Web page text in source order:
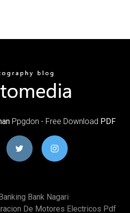
Ppgdon - Free Download PDF
Bank Nagari
De Motores Electricos Pdf